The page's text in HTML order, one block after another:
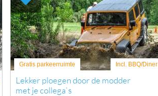
Gratis parkeerruimte Incl. BBQ/Diner
Lekker ploegen door de modder
met je collega`s